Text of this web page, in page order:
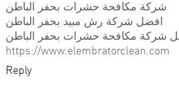
شركة مكافحة حشرات بحفر الباطن
افضل شركة رش مبيد بحفر الباطن
شركة مكافحة حشرات بحفر الباطن
https://www.elembratorclean.com
Reply